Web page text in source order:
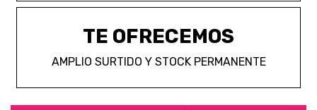
TE OFRECEMOS
AMPLIO SURTIDO Y STOCK PERMANENTE